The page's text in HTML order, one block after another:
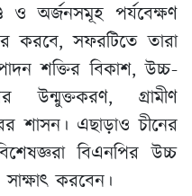
ও অর্জনসমূহ পর্যবেক্ষণ
করবে, সফরটিতে তারা
শক্তির বিকাশ, উচ্চ-
উন্মুক্তকরণ, গ্রামীণ
শাসন। এছাড়াও চীনের
বিএনপির উচ্চ
সাক্ষাৎ করবেন।